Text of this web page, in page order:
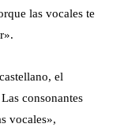
las vocales te
el
consonantes
vocales»,